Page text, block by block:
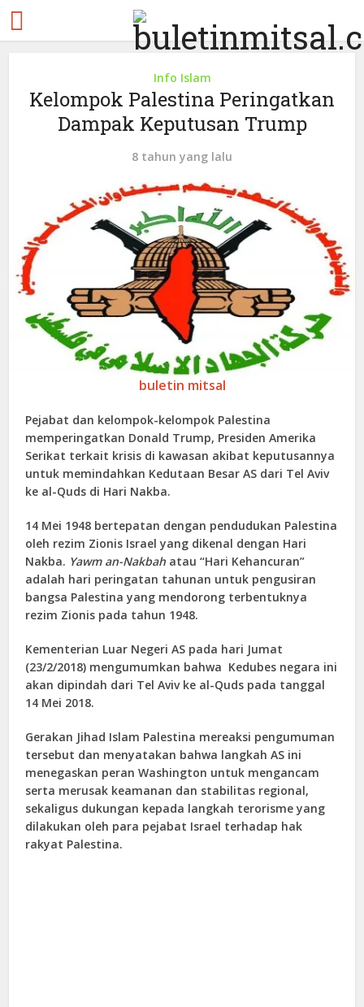
Info Islam
Kelompok Palestina Peringatkan
Dampak Keputusan Trump
8 tahun yang lalu
buletin mitsal
Pejabat dan kelompok-kelompok Palestina
memperingatkan Donald Trump, Presiden Amerika
Serikat terkait krisis di kawasan akibat keputusannya
untuk memindahkan Kedutaan Besar AS dari Tel Aviv
ke al-Quds di Hari Nakba.
14 Mei 1948 bertepatan dengan pendudukan Palestina
oleh rezim Zionis Israel yang dikenal dengan Hari
Nakba. Yawm an-Nakbah atau “Hari Kehancuran”
adalah hari peringatan tahunan untuk pengusiran
bangsa Palestina yang mendorong terbentuknya
rezim Zionis pada tahun 1948.
Kementerian Luar Negeri AS pada hari Jumat
(23/2/2018) mengumumkan bahwa Kedubes negara ini
akan dipindah dari Tel Aviv ke al-Quds pada tanggal
14 Mei 2018.
Gerakan Jihad Islam Palestina mereaksi pengumuman
tersebut dan menyatakan bahwa langkah AS ini
menegaskan peran Washington untuk mengancam
serta merusak keamanan dan stabilitas regional,
sekaligus dukungan kepada langkah terorisme yang
dilakukan oleh para pejabat Israel terhadap hak
rakyat Palestina.